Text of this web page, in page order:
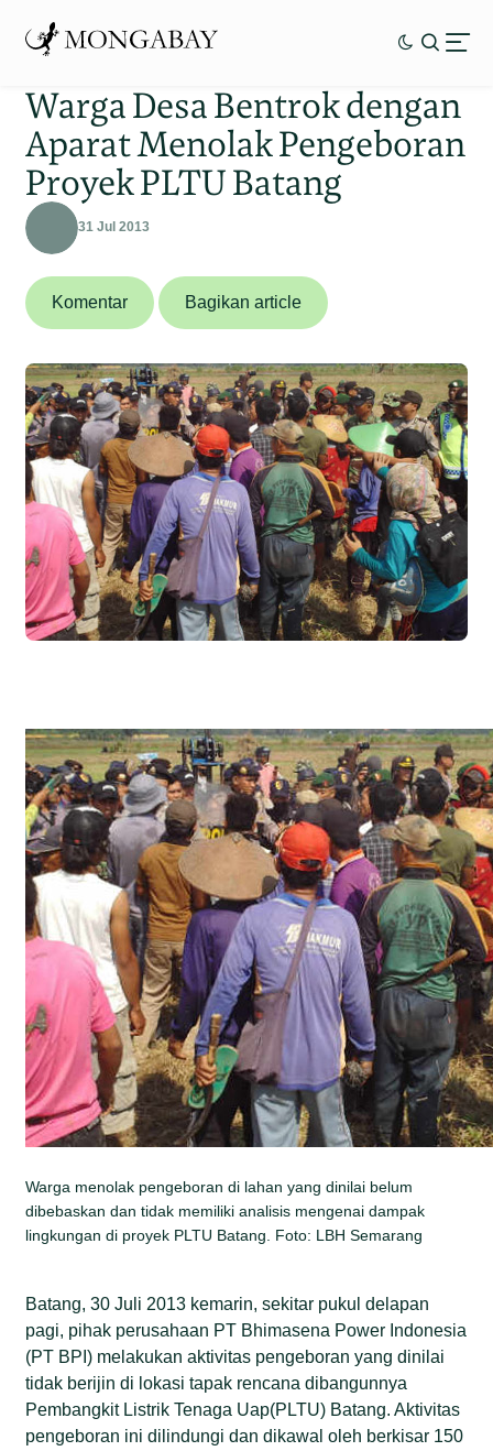
Warga Desa Bentrok dengan
Aparat Menolak Pengeboran
Proyek PLTU Batang
31 Jul 2013
Komentar Bagikan article
Warga menolak pengeboran di lahan yang dinilai belum
dibebaskan dan tidak memiliki analisis mengenai dampak
lingkungan di proyek PLTU Batang. Foto: LBH Semarang
Batang, 30 Juli 2013 kemarin, sekitar pukul delapan
pagi, pihak perusahaan PT Bhimasena Power Indonesia
(PT BPI) melakukan aktivitas pengeboran yang dinilai
tidak berijin di lokasi tapak rencana dibangunnya
Pembangkit Listrik Tenaga Uap(PLTU) Batang. Aktivitas
pengeboran ini dilindungi dan dikawal oleh berkisar 150